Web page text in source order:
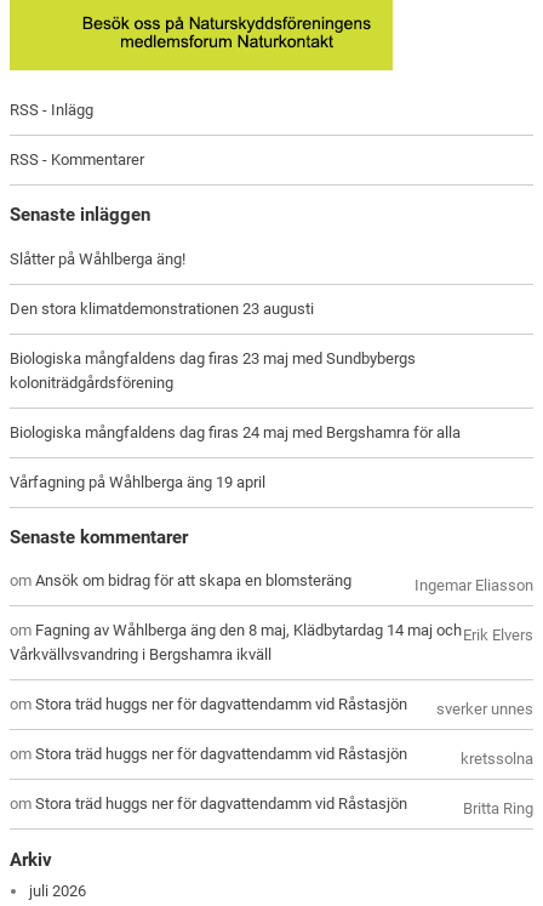
RSS - Inlägg
RSS - Kommentarer
Senaste inläggen
Slåtter på Wåhlberga äng!
Den stora klimatdemonstrationen 23 augusti
Biologiska mångfaldens dag firas 23 maj med Sundbybergs
koloniträdgårdsförening
Biologiska mångfaldens dag firas 24 maj med Bergshamra för alla
Vårfagning på Wåhlberga äng 19 april
Senaste kommentarer
Ingemar Eliasson
omAnsök om bidrag för att skapa en blomsteräng
Erik Elvers
om Fagning av Wåhlberga äng den 8 maj, Klädbytardag 14 maj och
Vårkvällvsvandring i Bergshamra ikväll
sverker unnes
omStora träd huggs ner för dagvattendamm vid Råstasjön
kretssolna
omStora träd huggs ner för dagvattendamm vid Råstasjön
Britta Ring
omStora träd huggs ner för dagvattendamm vid Råstasjön
Arkiv
juli 2026